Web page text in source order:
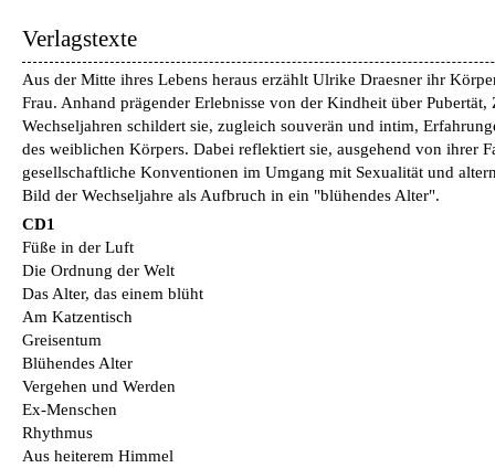
Verlagstexte
Aus der Mitte ihres Lebens heraus erzählt Ulrike Draesner ihr
Frau. Anhand prägender Erlebnisse von der Kindheit über
Wechseljahren schildert sie, zugleich souverän und intim,
des weiblichen Körpers. Dabei reflektiert sie, ausgehend von ihrer
gesellschaftliche Konventionen im Umgang mit Sexualität und
Bild der Wechseljahre als Aufbruch in ein "blühendes Alter".
CD1
Füße in der Luft
Die Ordnung der Welt
Das Alter, das einem blüht
Am Katzentisch
Greisentum
Blühendes Alter
Vergehen und Werden
Ex-Menschen
Rhythmus
Aus heiterem Himmel